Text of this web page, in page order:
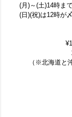
(月)～(土)14時ま
(日)(祝)は12時が
（※北海道と